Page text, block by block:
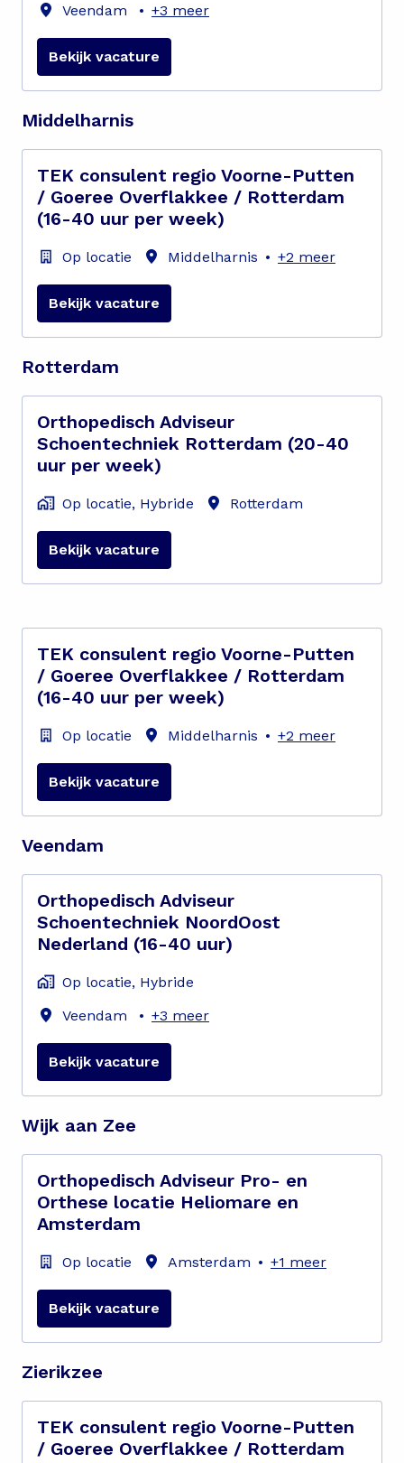
Veendam
• +3 meer
Bekijk vacature
Middelharnis
TEK consulent regio Voorne-Putten
/ Goeree Overflakkee / Rotterdam
(16-40 uur per week)
Op locatie Middelharnis • +2 meer
Bekijk vacature
Rotterdam
Orthopedisch Adviseur
Schoentechniek Rotterdam (20-40
uur per week)
Op locatie, Hybride Rotterdam
Bekijk vacature
TEK consulent regio Voorne-Putten
/ Goeree Overflakkee / Rotterdam
(16-40 uur per week)
Op locatie Middelharnis • +2 meer
Bekijk vacature
Veendam
Orthopedisch Adviseur
Schoentechniek NoordOost
Nederland (16-40 uur)
Op locatie, Hybride
Veendam
• +3 meer
Bekijk vacature
Wijk aan Zee
Orthopedisch Adviseur Pro- en
Orthese locatie Heliomare en
Amsterdam
Op locatie Amsterdam • +1 meer
Bekijk vacature
Zierikzee
TEK consulent regio Voorne-Putten
/ Goeree Overflakkee / Rotterdam